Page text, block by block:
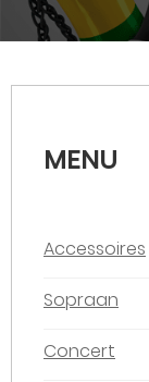
MENU
Accessoires
Sopraan
Concert